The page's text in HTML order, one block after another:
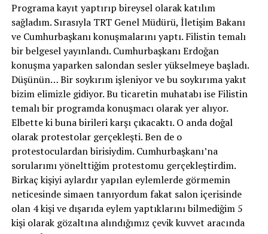
Programa kayıt yaptırıp bireysel olarak katılım
sağladım. Sırasıyla TRT Genel Müdürü, İletişim Bakanı
ve Cumhurbaşkanı konuşmalarını yaptı. Filistin temalı
bir belgesel yayınlandı. Cumhurbaşkanı Erdoğan
konuşma yaparken salondan sesler yükselmeye başladı.
Düşünün… Bir soykırım işleniyor ve bu soykırıma yakıt
bizim elimizle gidiyor. Bu ticaretin muhatabı ise Filistin
temalı bir programda konuşmacı olarak yer alıyor.
Elbette ki buna birileri karşı çıkacaktı. O anda doğal
olarak protestolar gerçekleşti. Ben de o
protestoculardan birisiydim. Cumhurbaşkanı’na
sorularımı yönelttiğim protestomu gerçekleştirdim.
Birkaç kişiyi aylardır yapılan eylemlerde görmemin
neticesinde simaen tanıyordum fakat salon içerisinde
olan 4 kişi ve dışarıda eylem yaptıklarını bilmediğim 5
kişi olarak gözaltına alındığımız çevik kuvvet aracında